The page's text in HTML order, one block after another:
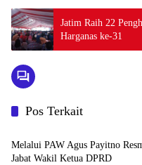
Jatim Raih 22
Harganas ke-31
Pos Terkait
Advetorial
Melalui PAW Agus Payitno
Jabat Wakil Ketua DPRD